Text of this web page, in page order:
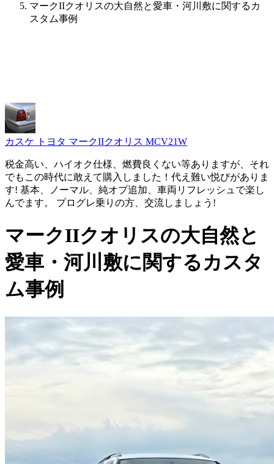
マークIIクオリスの大自然と愛車・河川敷に関するカ
スタム事例
カスケ トヨタ マークIIクオリス MCV21W
税金高い、ハイオク仕様、燃費良くない等ありますが、それ
でもこの時代に敢えて購入しました！代え難い悦びがありま
す! 基本、ノーマル、純オプ追加、車両リフレッシュで楽し
んでます。 プログレ乗りの方、交流しましょう!
マークIIクオリスの大自然と
愛車・河川敷に関するカスタ
ム事例